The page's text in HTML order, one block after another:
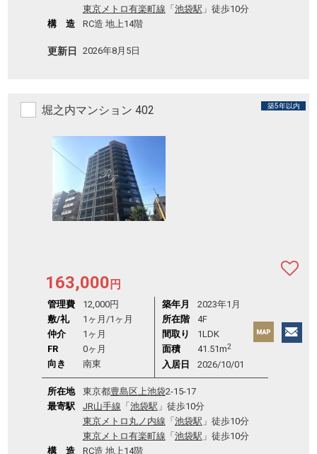
東京メトロ有楽町線 「 池袋駅 」徒歩10分
構 造
RC造 地上14階
更新日 2026年8月5日
堀之内マンション 402 築5年以内
163,000 円
管理費
12,000円
敷/礼
1ヶ月 /1ヶ月
仲介
1ヶ月
FR
0ヶ月
向き
南東
築年月
2023年1月
所在階
4F
間取り
1LDK
面積
41.51m2
入居日 2026/10/01
所在地 東京都豊島区上池袋2-15-17
最寄駅
JR山手線 「 池袋駅 」徒歩10分
東京メトロ丸ノ内線 「 池袋駅 」徒歩10分
東京メトロ有楽町線 「 池袋駅 」徒歩10分
構 造
RC造 地上14階